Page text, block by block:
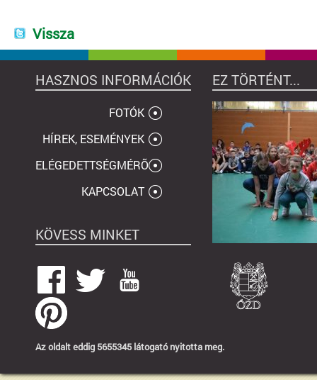
Vissza
HASZNOS INFORMÁCIÓK EZ TÖRTÉNT...
FOTÓK
HÍREK, ESEMÉNYEK
ELÉGEDETTSÉGMÉRÕ
KAPCSOLAT
KÖVESS MINKET
Az oldalt eddig 5655345 látogató nyitotta meg.